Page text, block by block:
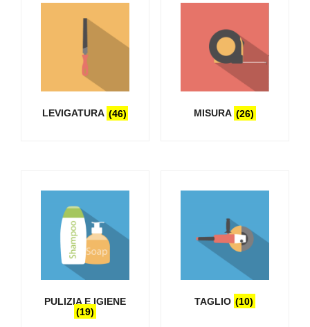
LEVIGATURA (46) MISURA (26)
PULIZIA E IGIENE
(19)
TAGLIO (10)